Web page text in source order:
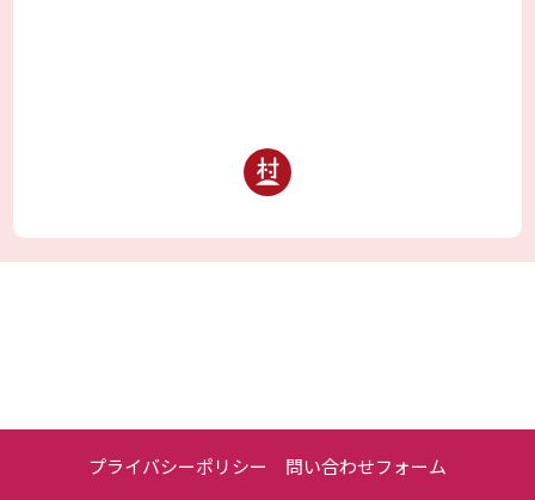
プライバシーポリシー 問い合わせフォーム